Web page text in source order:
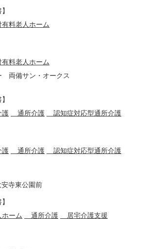
料老人ホーム
料老人ホーム
両備サン・オークス
通所介護 認知症対応型通所介護
通所介護 認知症対応型通所介護
寺東公園前
ーム
通所介護 居宅介護支援